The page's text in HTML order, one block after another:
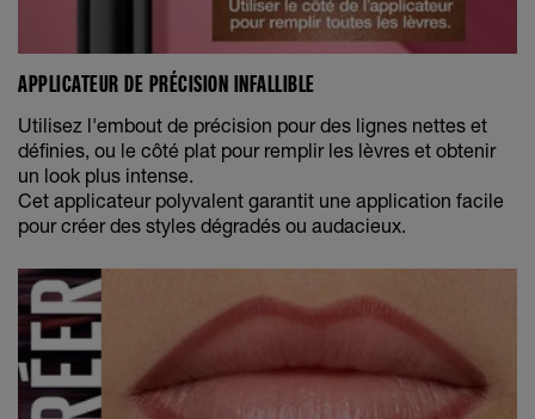
APPLICATEUR DE PRÉCISION INFALLIBLE
Utilisez l'embout de précision pour des lignes nettes et
définies, ou le côté plat pour remplir les lèvres et obtenir
un look plus intense.
Cet applicateur polyvalent garantit une application facile
pour créer des styles dégradés ou audacieux.